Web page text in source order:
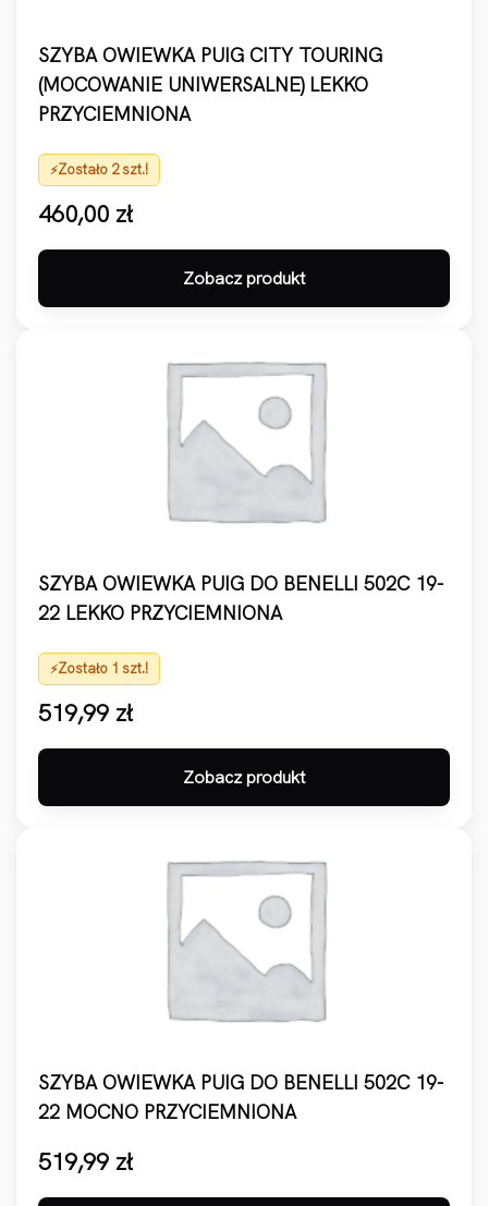
SZYBA OWIEWKA PUIG CITY TOURING
(MOCOWANIE UNIWERSALNE) LEKKO
PRZYCIEMNIONA
Zostało 2 szt.!
460,00 zł
Zobacz produkt
SZYBA OWIEWKA PUIG DO BENELLI 502C 19-
22 LEKKO PRZYCIEMNIONA
Zostało 1 szt.!
519,99 zł
Zobacz produkt
SZYBA OWIEWKA PUIG DO BENELLI 502C 19-
22 MOCNO PRZYCIEMNIONA
519,99 zł